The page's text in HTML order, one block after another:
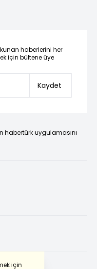
için
haberlerini her
için bültene üye
Kaydet
habertürk uygulamasını